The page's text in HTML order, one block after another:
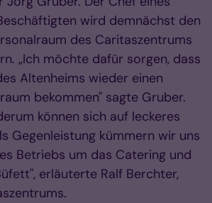
wird demnächst den
des Caritaszentrums
„Ich möchte dafür sorgen, dass
Altenheims wieder einen
bekommen" sagte Gruber.
können sich auf leckeres
Gegenleistung kümmern wir uns
Betriebs um das Catering und
erläuterte Ralf Berchter,